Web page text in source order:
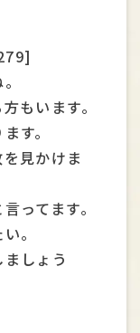
もいます。
す。
見かけま
ってます。
。
しょう